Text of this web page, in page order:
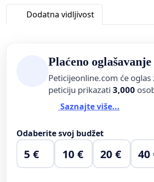
Dodatna vidljivost
Plaćeno oglašavanje
Peticijeonline.com će oglas
peticiju prikazati 3,000
Saznajte više...
Odaberite svoj budžet
5 € 10 € 20 € 40